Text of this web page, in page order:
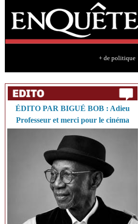
+ de politique
ÉDITO PAR BIGUÉ BOB : Adieu
Professeur et merci pour le cinéma